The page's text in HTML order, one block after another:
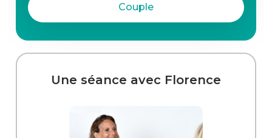
Couple
Une séance avec Florence